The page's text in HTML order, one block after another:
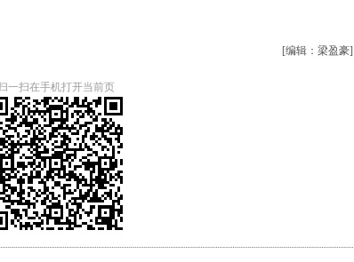
[编辑：梁盈豪]
一扫在手机打开当前页